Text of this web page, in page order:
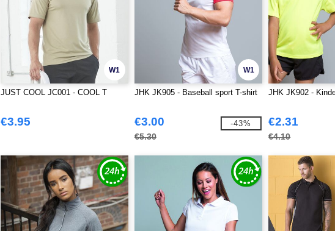
W1
JUST COOL JC001 - COOL T
€3.95
W1
JHK JK905 - Baseball sport T-shirt
€3.00
€5.30
-43%
JHK JK902 -
€2.31
€4.10